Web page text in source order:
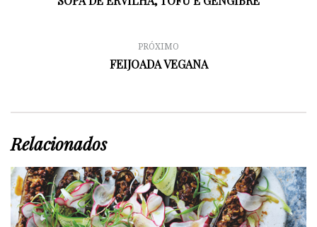
PRÓXIMO
FEIJOADA VEGANA
Relacionados